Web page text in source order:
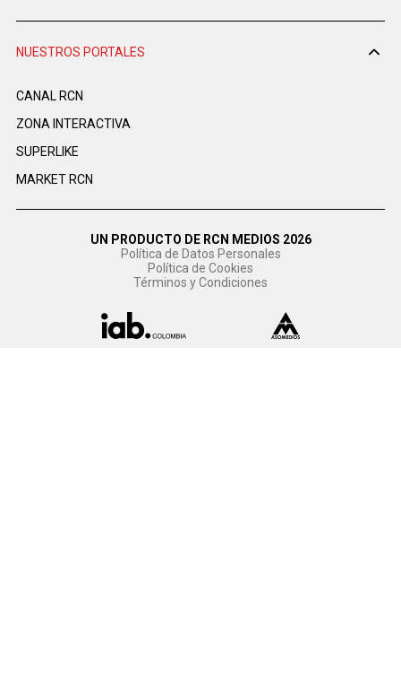
NUESTROS PORTALES
CANAL RCN
ZONA INTERACTIVA
SUPERLIKE
MARKET RCN
UN PRODUCTO DE RCN MEDIOS 2026
Política de Datos Personales
Política de Cookies
Términos y Condiciones